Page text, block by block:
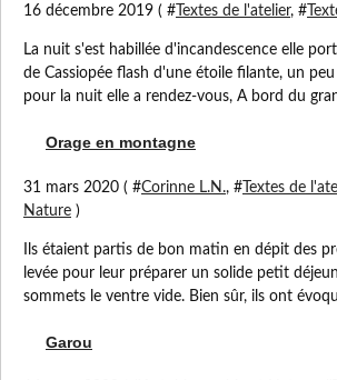
16 décembre 2019 ( # Textes de l'atelier, #
La nuit s'est habillée d'incandescence elle
de Cassiopée flash d'une étoile filante, un
pour la nuit elle a rendez-vous, A bord du
Orage en montagne
31 mars 2020 ( #Corinne L.N., # Textes de
Nature )
Ils étaient partis de bon matin en dépit des
levée pour leur préparer un solide petit
sommets le ventre vide. Bien sûr, ils ont
Garou